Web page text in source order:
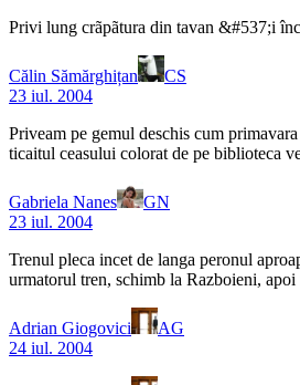
Privi lung crãpãtura din tavan &#537;i
Călin Sămărghițan
CS
23 iul. 2004
Priveam pe gemul deschis cum
ticaitul ceasului colorat de pe biblioteca
Gabriela Nanes
GN
23 iul. 2004
Trenul pleca incet de langa peronul
urmatorul tren, schimb la Razboieni,
Adrian Giogovici
AG
24 iul. 2004